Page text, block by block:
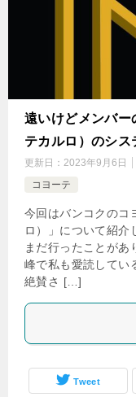
遠いけどメンバー
テカルロ）のシス
更新日： 2023年9月6日
コヨーテ
今回はバンコクのコ
ロ）」について紹介
まだ行ったことがあ
峰で私も愛読してい
絶賛さ […]
Tweet